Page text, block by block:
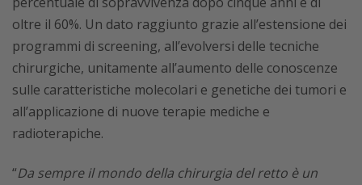
oltre il 60%. Un dato raggiunto grazie all’estensione dei
programmi di screening, all’evolversi delle tecniche
chirurgiche, unitamente all’aumento delle conoscenze
sulle caratteristiche molecolari e genetiche dei tumori e
all’applicazione di nuove terapie mediche e
radioterapiche.
“Da sempre il mondo della chirurgia del retto è un